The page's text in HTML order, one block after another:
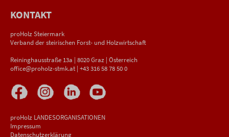
KONTAKT
proHolz Steiermark
Verband der steirischen Forst- und Holzwirtschaft
Reininghausstraße 13a | 8020 Graz | Österreich
office@proholz-stmk.at | +43 316 58 78 50 0
proHolz LANDESORGANISATIONEN
Impressum
Datenschutzerklärung